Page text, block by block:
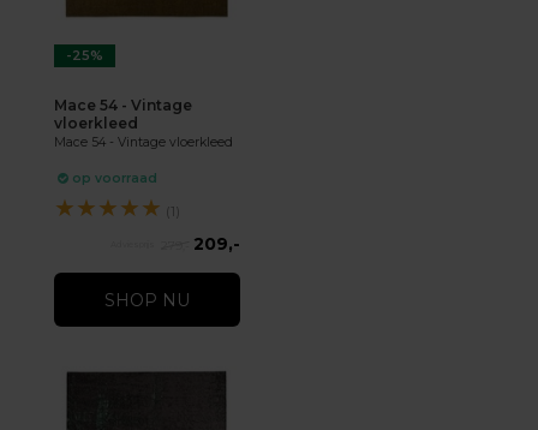
-25%
Mace 54 - Vintage
vloerkleed
Mace 54 - Vintage vloerkleed
op voorraad
★★★★★ (1)
209,-
SHOP NU